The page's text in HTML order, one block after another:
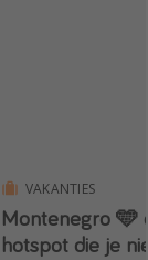
VAKANTIES
Montenegro 🩵
hotspot die je